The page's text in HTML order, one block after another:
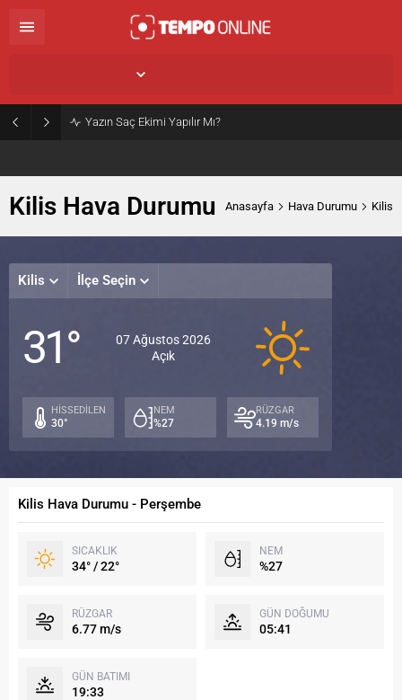
Yazın Saç Ekimi Yapılır Mı?
Kilis Hava Durumu Anasayfa Hava Durumu Kilis
Kilis İlçe Seçin
31°
07 Ağustos 2026
Açık
HİSSEDİLEN
30°
NEM
%27
RÜZGAR
4.19 m/s
Kilis Hava Durumu - Perşembe
SICAKLIK
34° / 22°
NEM
%27
RÜZGAR
6.77 m/s
GÜN DOĞUMU
05:41
GÜN BATIMI
19:33